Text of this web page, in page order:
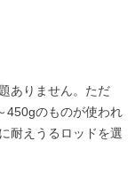
ありません。ただ
450gのものが使われ
耐えうるロッドを選